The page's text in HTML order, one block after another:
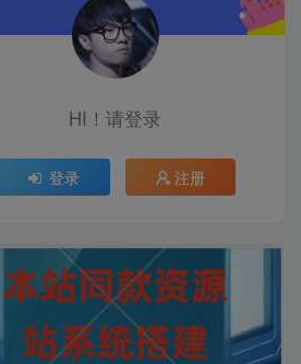
HI！请登录
登录 注册